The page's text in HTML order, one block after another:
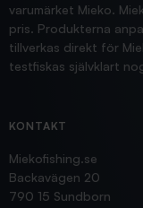
varumärket Mieko.
pris. Produkterna
tillverkas direkt för
testfiskas självklart
KONTAKT
Miekofishing.se
Backavägen 20
790 15 Sundborn